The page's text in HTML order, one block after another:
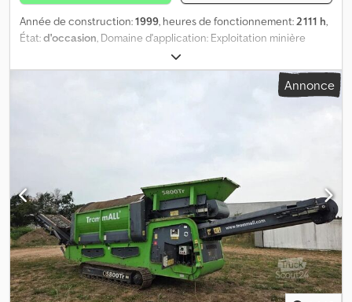
Année de construction:1999, heures de fonctionnement:2 111 h,
État:d'occasion, Domaine d'application: Exploitation minière
Marque moteur: Deutz Crsdpfxsyc Uvqe Afdef
Annonce